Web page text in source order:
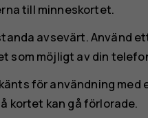
till minneskortet.
avsevärt. Använd
som möjligt av din
för användning med
kortet kan gå förlorade.